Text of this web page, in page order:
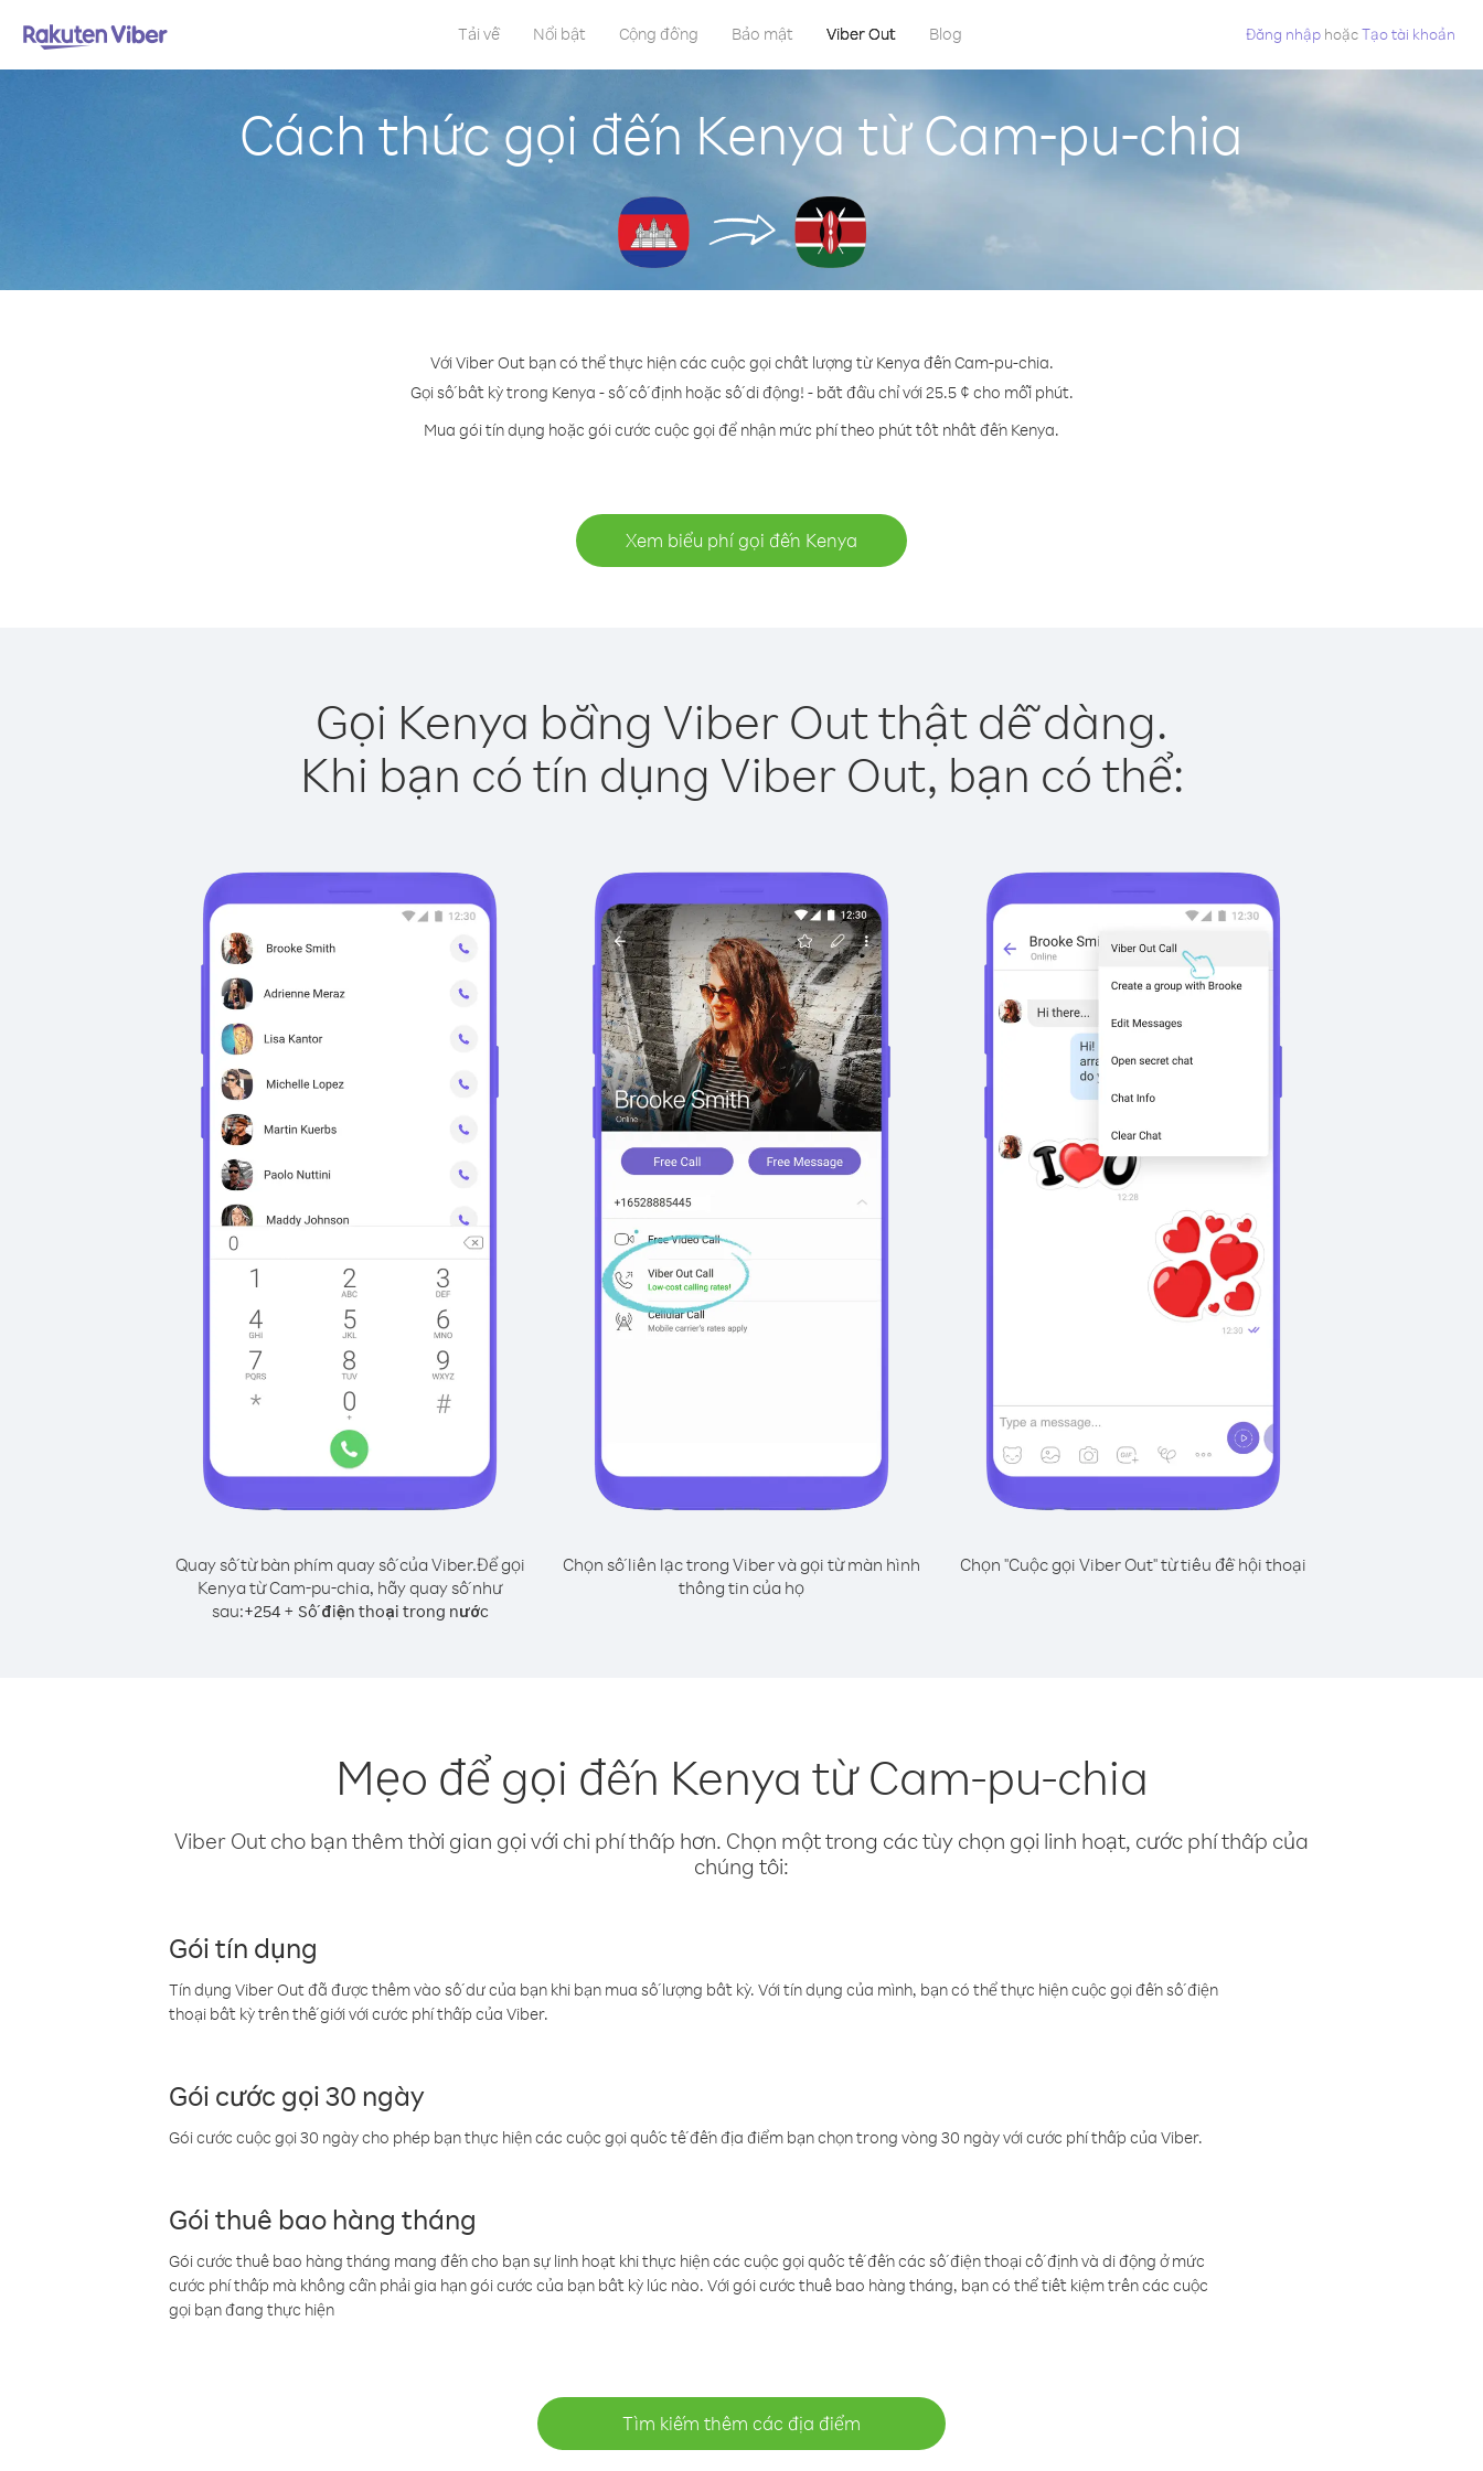
Tải về Nổi bật Cộng đồng Bảo mật Viber Out Blog Đăng nhập hoặcTạo tài khoản
Cách thức gọi đến Kenya từ Cam-pu-chia
Với Viber Out bạn có thể thực hiện các cuộc gọi chất lượng từ Kenya đến Cam-pu-chia.
Gọi số bất kỳ trong Kenya - số cố định hoặc số di động! - bắt đầu chỉ với 25.5 ¢ cho mỗi phút.
Mua gói tín dụng hoặc gói cước cuộc gọi để nhận mức phí theo phút tốt nhất đến Kenya.
Xem biểu phí gọi đến Kenya
Gọi Kenya bằng Viber Out thật dễ dàng.
Khi bạn có tín dụng Viber Out, bạn có thể:
Quay số từ bàn phím quay số của Viber.Để gọi
Kenya từ Cam-pu-chia, hãy quay số như
sau:+254+ Số điện thoại trong nước
Chọn số liên lạc trong Viber và gọi từ màn hình
thông tin của họ
Chọn "Cuộc gọi Viber Out" từ tiêu đề hội thoại
Mẹo để gọi đến Kenya từ Cam-pu-chia
Viber Out cho bạn thêm thời gian gọi với chi phí thấp hơn. Chọn một trong các tùy chọn gọi linh hoạt, cước phí thấp của
chúng tôi:
Gói tín dụng
Tín dụng Viber Out đã được thêm vào số dư của bạn khi bạn mua số lượng bất kỳ. Với tín dụng của mình, bạn có thể thực hiện cuộc gọi đến số điện
thoại bất kỳ trên thế giới với cước phí thấp của Viber.
Gói cước gọi 30 ngày
Gói cước cuộc gọi 30 ngày cho phép bạn thực hiện các cuộc gọi quốc tế đến địa điểm bạn chọn trong vòng 30 ngày với cước phí thấp của Viber.
Gói thuê bao hàng tháng
Gói cước thuê bao hàng tháng mang đến cho bạn sự linh hoạt khi thực hiện các cuộc gọi quốc tế đến các số điện thoại cố định và di động ở mức
cước phí thấp mà không cần phải gia hạn gói cước của bạn bất kỳ lúc nào. Với gói cước thuê bao hàng tháng, bạn có thể tiết kiệm trên các cuộc
gọi bạn đang thực hiện
Tìm kiếm thêm các địa điểm